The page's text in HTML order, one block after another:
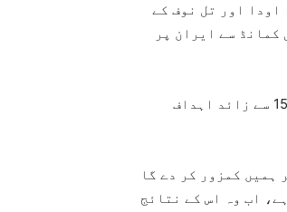
اودا اور تل نوف کے
سے ایران پر
پاسداران انقلاب کے کمانڈر نے کہا کہ اسرائیل پر میزائل حملوں میں 150 سے زائد اہداف
ہمیں کمزور کر دے گا
اب وہ اس کے نتائج